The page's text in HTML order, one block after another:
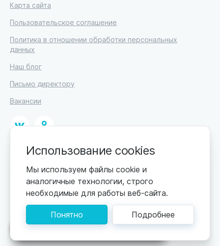
Поможем подобрать пансионат
Карта сайта
Пользовательское соглашение
Политика в отношении обработки персональных
данных
Наш блог
Письмо директору
Вакансии
© 2026. Москва, ул. Кржижановского, 29, корп. 1.
ИП Высоцкий Дмитрий Петрович, ИНН 233610721148
Цены обновляются по мере поступления новой
информации. Точную стоимость уточняйте у
пансионата. Информация, предоставленная на сайте,
не может быть использована для постановки
диагноза, назначения лечения и не заменяет прием
Использование cookies
Мы используем файлы cookie и
аналогичные технологии, строго
необходимые для работы веб-сайта.
Понятно Подробнее